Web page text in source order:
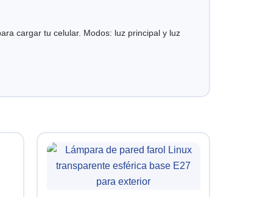
cargar tu celular. Modos: luz principal y luz